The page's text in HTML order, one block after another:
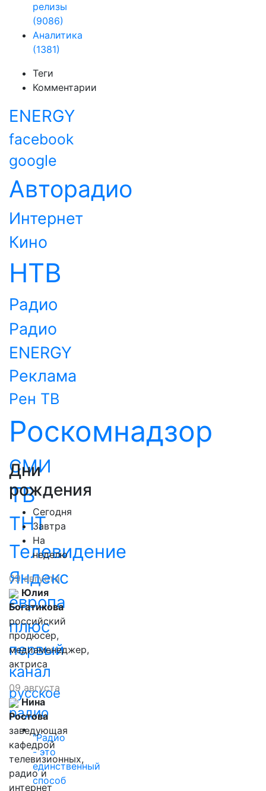
релизы
(9086)
Аналитика
(1381)
Теги
Комментарии
ENERGY
facebook
google
Авторадио
Интернет
Кино
НТВ
Радио
Радио
ENERGY
Реклама
Рен ТВ
Роскомнадзор
СМИ
ТВ
ТНТ
Телевидение
Яндекс
европа
плюс
первый
канал
русское
радио
"Радио
- это
единственный
способ
Дни
рождения
Сегодня
Завтра
На
неделю
09 августа
Юлия
Богатикова
российский
продюсер,
медиаменеджер,
актриса
09 августа
Нина
Ростова
заведующая
кафедрой
телевизионных,
радио и
интернет